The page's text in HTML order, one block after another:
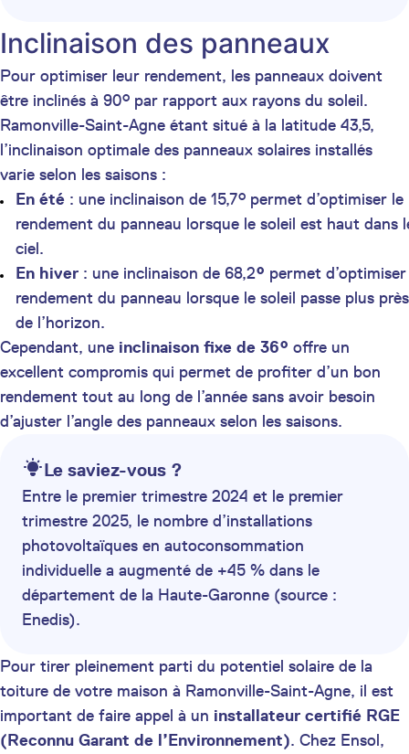
Inclinaison des panneaux
Pour optimiser leur rendement, les panneaux doivent
être inclinés à 90° par rapport aux rayons du soleil.
Ramonville-Saint-Agne étant situé à la latitude 43,5,
l’inclinaison optimale des panneaux solaires installés
varie selon les saisons :
En été : une inclinaison de 15,7° permet d’optimiser le
rendement du panneau lorsque le soleil est haut dans
ciel.
En hiver : une inclinaison de 68,2° permet
rendement du panneau lorsque le soleil passe plus près
de l’horizon.
Cependant, une inclinaison fixe de 36° offre un
excellent compromis qui permet de profiter d’un bon
rendement tout au long de l’année sans avoir besoin
d’ajuster l’angle des panneaux selon les saisons.
Le saviez-vous ?
Entre le premier trimestre 2024 et le premier
trimestre 2025, le nombre d’installations
photovoltaïques en autoconsommation
individuelle a augmenté de +45 % dans le
département de la Haute-Garonne (source :
Enedis).
Pour tirer pleinement parti du potentiel solaire de la
toiture de votre maison à Ramonville-Saint-Agne, il est
important de faire appel à un installateur certifié RGE
(Reconnu Garant de l’Environnement). Chez Ensol,